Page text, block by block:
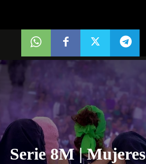
Serie 8M | Mujeres